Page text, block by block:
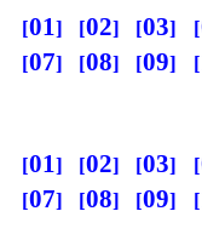
01 02 03
07
08 09
01 02 03
07
08 09